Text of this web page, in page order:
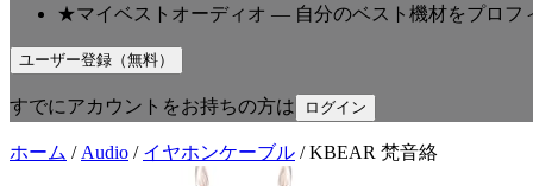
★マイベストオーディオ — 自分のベスト機材をプロ
ユーザー登録（無料）
すでにアカウントをお持ちの方は ログイン
ホーム / Audio / イヤホンケーブル /KBEAR 梵音絡